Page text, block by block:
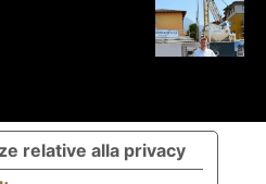
relative alla privacy